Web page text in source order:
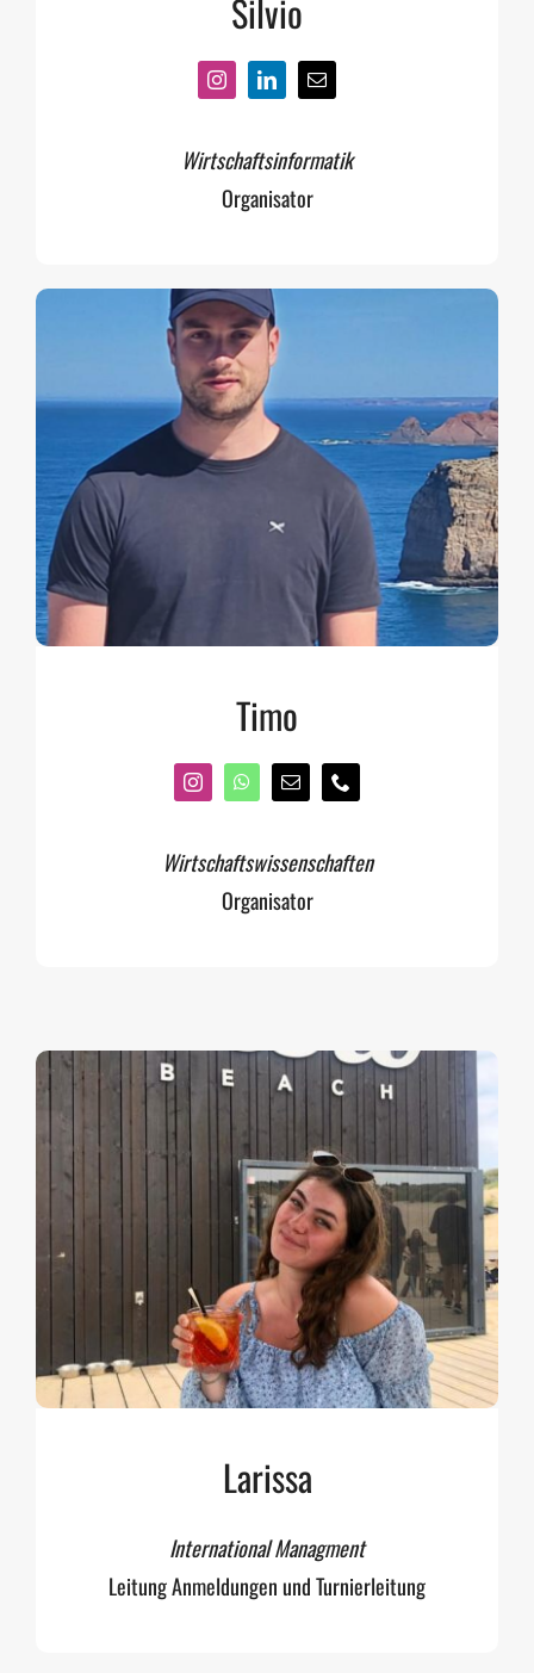
Silvio
Wirtschaftsinformatik
Organisator
Timo
Wirtschaftswissenschaften
Organisator
Larissa
International Managment
Leitung Anmeldungen und Turnierleitung